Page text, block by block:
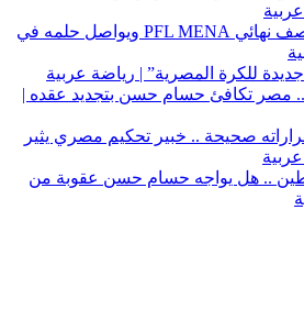
الكيالي يتأهل إلى نصف نهائي PFL MENA ويواصل حلمه في
جديدة للكرة المصرية” | رياضة عربية
.. مصر تكافئ حسام حسن بتجديد عقده |
صحيحة .. خبير تحكيم مصري يثير
.. هل يواجه حسام حسن عقوبة من